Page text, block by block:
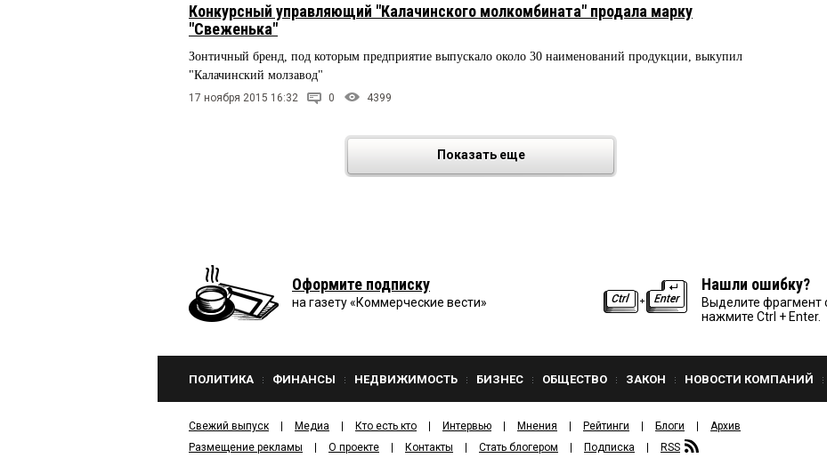
Конкурсный управляющий "Калачинского молкомбината" продала марку
"Свеженька"
Зонтичный бренд, под которым предприятие выпускало около 30 наименований продукции, выкупил
"Калачинский молзавод"
17 ноября 2015 16:32 0 4399
Показать еще
Оформите подписку
на газету «Коммерческие вести»
Нашли ошибку?
Выделите фрагмент
нажмите Ctrl + Enter.
ПОЛИТИКА ФИНАНСЫ НЕДВИЖИМОСТЬ БИЗНЕС ОБЩЕСТВО ЗАКОН НОВОСТИ КОМПАНИЙ
Свежий выпуск Медиа Кто есть кто Интервью Мнения Рейтинги Блоги
Архив
Размещение рекламы
О проекте Контакты Стать блогером Подписка RSS